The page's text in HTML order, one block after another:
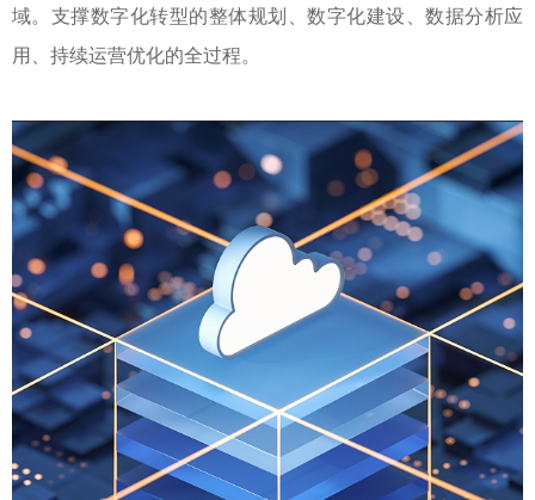
域。支撑数字化转型的整体规划、数字化建设、数据分析应
用、持续运营优化的全过程。